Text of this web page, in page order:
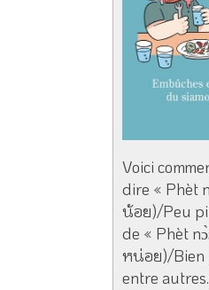
Voici
dire « Phèt
น้อย)/Peu
de « Phèt
หน่อย)/Bien
entre